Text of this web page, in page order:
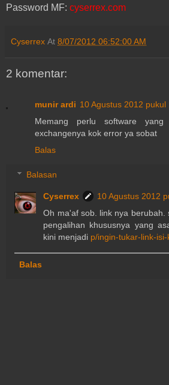
Password MF: cyserrex.com
Cyserrex At 8/07/2012 06:52:00 AM
2 komentar:
munir ardi 10 Agustus 2012 pukul
Memang perlu software
exchangenya kok error ya sobat
Balas
Balasan
Cyserrex
10 Agustus 2012
Oh ma'af sob. link nya berubah.
pengalihan khususnya yang
kini menjadi p/ingin-tukar-link-
Balas